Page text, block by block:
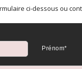
ci-dessous ou
Prénom*